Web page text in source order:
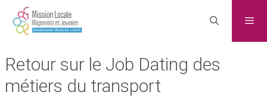
Retour sur le Job Dating des
métiers du transport